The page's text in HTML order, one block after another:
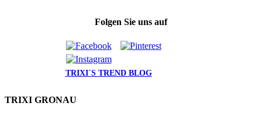
Folgen Sie uns auf
TRIXI´S TREND BLOG
TRIXI GRONAU